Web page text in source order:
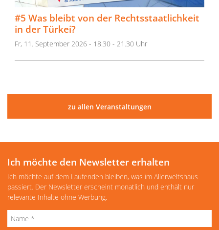
#5 Was bleibt von der Rechtsstaatlichkeit
in der Türkei?
Fr, 11. September 2026 - 18.30 - 21.30 Uhr
zu allen Veranstaltungen
Ich möchte den Newsletter erhalten
Ich möchte auf dem Laufenden bleiben, was im Allerweltshaus
passiert. Der Newsletter erscheint monatlich und enthält nur
relevante Inhalte ohne Werbung.